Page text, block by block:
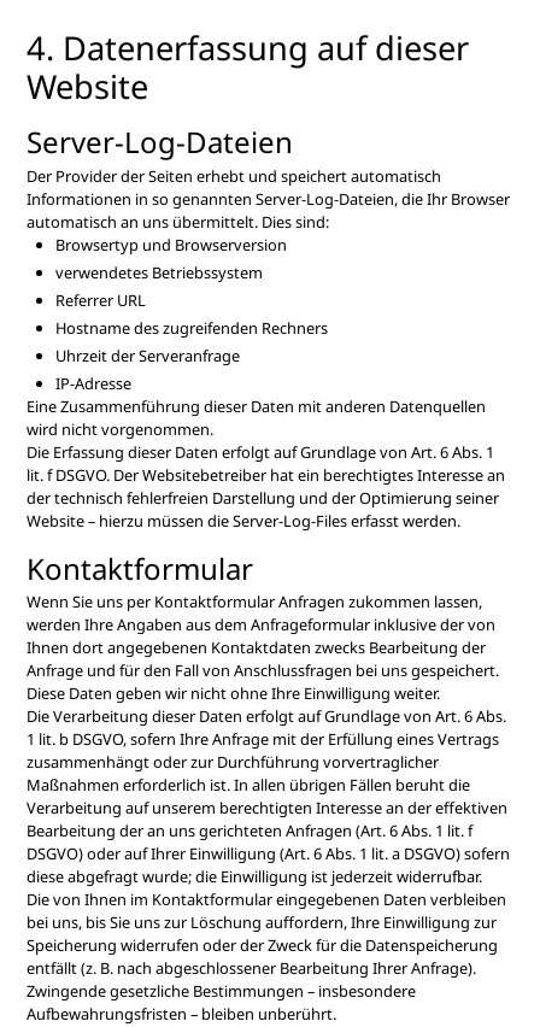
4. Datenerfassung auf dieser
Website
Server-Log-Dateien
Der Provider der Seiten erhebt und speichert automatisch
Informationen in so genannten Server-Log-Dateien, die Ihr Browser
automatisch an uns übermittelt. Dies sind:
Browsertyp und Browserversion
verwendetes Betriebssystem
Referrer URL
Hostname des zugreifenden Rechners
Uhrzeit der Serveranfrage
IP-Adresse
Eine Zusammenführung dieser Daten mit anderen Datenquellen
wird nicht vorgenommen.
Die Erfassung dieser Daten erfolgt auf Grundlage von Art. 6 Abs. 1
lit. f DSGVO. Der Websitebetreiber hat ein berechtigtes Interesse an
der technisch fehlerfreien Darstellung und der Optimierung seiner
Website – hierzu müssen die Server-Log-Files erfasst werden.
Kontaktformular
Wenn Sie uns per Kontaktformular Anfragen zukommen lassen,
werden Ihre Angaben aus dem Anfrageformular inklusive der von
Ihnen dort angegebenen Kontaktdaten zwecks Bearbeitung der
Anfrage und für den Fall von Anschlussfragen bei uns gespeichert.
Diese Daten geben wir nicht ohne Ihre Einwilligung weiter.
Die Verarbeitung dieser Daten erfolgt auf Grundlage von Art. 6 Abs.
1 lit. b DSGVO, sofern Ihre Anfrage mit der Erfüllung eines Vertrags
zusammenhängt oder zur Durchführung vorvertraglicher
Maßnahmen erforderlich ist. In allen übrigen Fällen beruht die
Verarbeitung auf unserem berechtigten Interesse an der effektiven
Bearbeitung der an uns gerichteten Anfragen (Art. 6 Abs. 1 lit. f
DSGVO) oder auf Ihrer Einwilligung (Art. 6 Abs. 1 lit. a DSGVO) sofern
diese abgefragt wurde; die Einwilligung ist jederzeit widerrufbar.
Die von Ihnen im Kontaktformular eingegebenen Daten verbleiben
bei uns, bis Sie uns zur Löschung auffordern, Ihre Einwilligung zur
Speicherung widerrufen oder der Zweck für die Datenspeicherung
entfällt (z. B. nach abgeschlossener Bearbeitung Ihrer Anfrage).
Zwingende gesetzliche Bestimmungen – insbesondere
Aufbewahrungsfristen – bleiben unberührt.